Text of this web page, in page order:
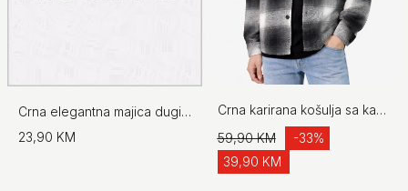
Crna elegantna majica dugih rukava
23,90 KM
Crna karirana košulja sa kapuljačom
59,90 KM
39,90 KM
-33%